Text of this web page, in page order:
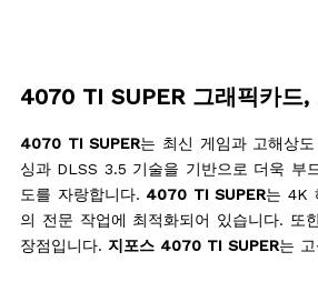
4070 TI SUPER 그래픽카드
4070 TI SUPER는 최신 게임과 고해상
싱과 DLSS 3.5 기술을 기반으로 더욱 부
도를 자랑합니다. 4070 TI SUPER는 4K
의 전문 작업에 최적화되어 있습니다.
장점입니다. 지포스 4070 TI SUPER는